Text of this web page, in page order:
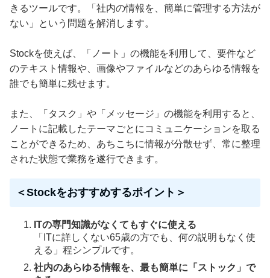
きるツールです。「社内の情報を、簡単に管理する方法が
ない」という問題を解消します。
Stockを使えば、「ノート」の機能を利用して、要件など
のテキスト情報や、画像やファイルなどのあらゆる情報を
誰でも簡単に残せます。
また、「タスク」や「メッセージ」の機能を利用すると、
ノートに記載したテーマごとにコミュニケーションを取る
ことができるため、あちこちに情報が分散せず、常に整理
された状態で業務を遂行できます。
＜Stockをおすすめするポイント＞
ITの専門知識がなくてもすぐに使える
「ITに詳しくない65歳の方でも、何の説明もなく使
える」程シンプルです。
社内のあらゆる情報を、最も簡単に「ストック」で